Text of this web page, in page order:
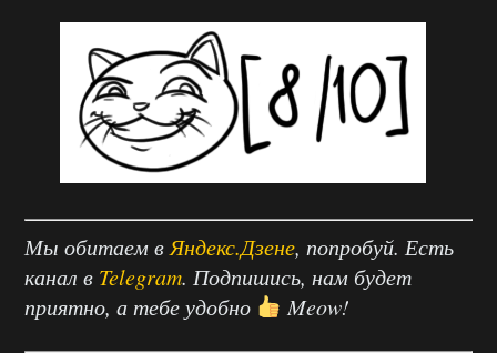
Мы обитаем вЯндекс.Дзене, попробуй. Есть
канал в Telegram. Подпишись, нам будет
приятно, а тебе удобно
Meow!